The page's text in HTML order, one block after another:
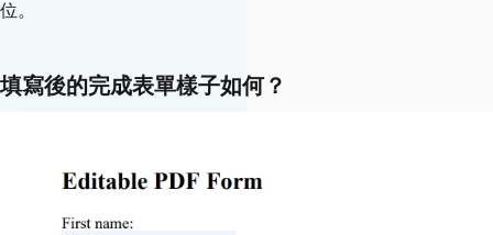
位。
填寫後的完成表單樣子如何？